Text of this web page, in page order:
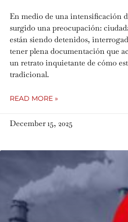
En medio de una intensificación
surgido una preocupación:
están siendo detenidos,
tener plena documentación que
un retrato inquietante de cómo
tradicional.
READ MORE »
December 15, 2025